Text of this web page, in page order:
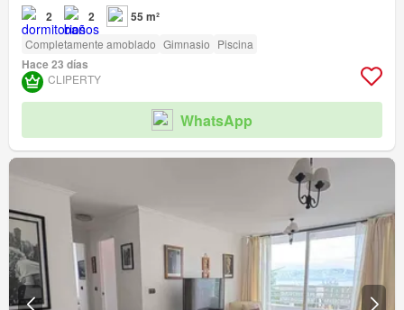
2 2 55 m²
Completamente amoblado Gimnasio Piscina
Hace 23 días
CLIPERTY
WhatsApp